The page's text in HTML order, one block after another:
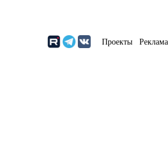
Проекты Реклама